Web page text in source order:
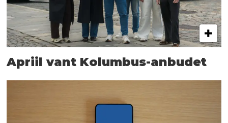
Apriil vant Kolumbus-anbudet